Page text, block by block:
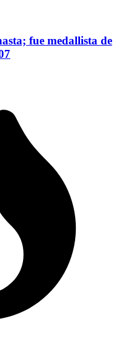
fue medallista de